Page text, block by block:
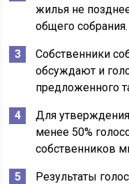
жилья не
общего собрания.
Собственники
обсуждают и
предложенного
Для
менее 50%
собственников
Результаты